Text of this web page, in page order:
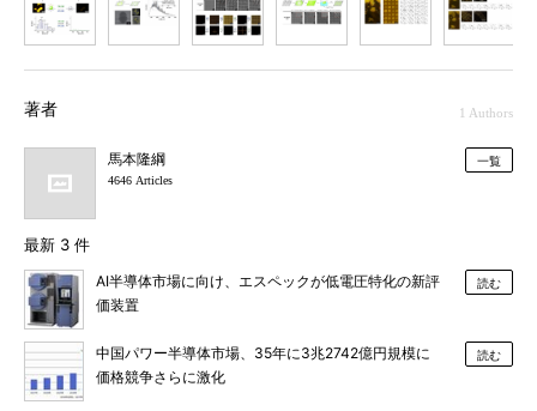
著者 1 Authors
馬本隆綱
4646 Articles
一覧
最新 3 件
AI半導体市場に向け、エスペックが低電圧特化の新評
価装置
読む
中国パワー半導体市場、35年に3兆2742億円規模に
価格競争さらに激化
読む